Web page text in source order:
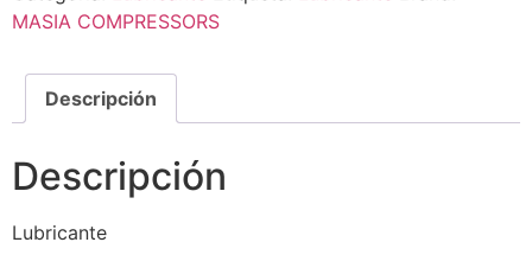
MASIA COMPRESSORS
Descripción
Descripción
Lubricante